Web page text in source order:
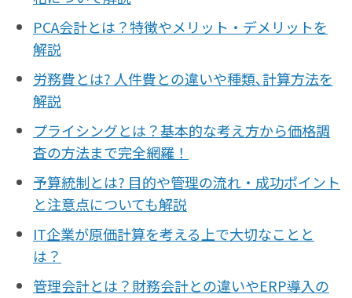
PCA会計とは？特徴やメリット・デメリットを
解説
労務費とは? 人件費との違いや種類､計算方法を
解説
プライシングとは？基本的な考え方から価格調
査の方法まで完全網羅！
予算統制とは? 目的や管理の流れ・成功ポイント
と注意点についても解説
IT企業が原価計算を考える上で大切なことと
は？
管理会計とは？財務会計との違いやERP導入の